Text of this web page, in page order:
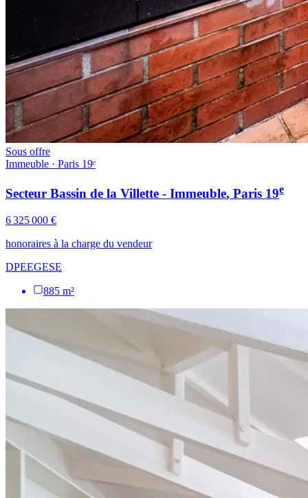
Sous offre
Immeuble · Paris 19ᵉ
Secteur Bassin de la Villette - Immeuble, Paris 19e
6 325 000 €
honoraires à la charge du vendeur
DPEEGESE
885 m²